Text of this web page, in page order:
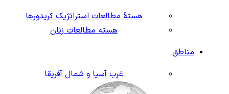
هستهٔ مطالعات استراتژیک کریدورها
هسته مطالعات زنان
مناطق
غرب آسیا و شمال آفریقا